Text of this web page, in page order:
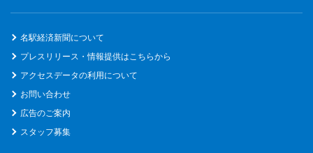
名駅経済新聞について
プレスリリース・情報提供はこちらから
アクセスデータの利用について
お問い合わせ
広告のご案内
スタッフ募集